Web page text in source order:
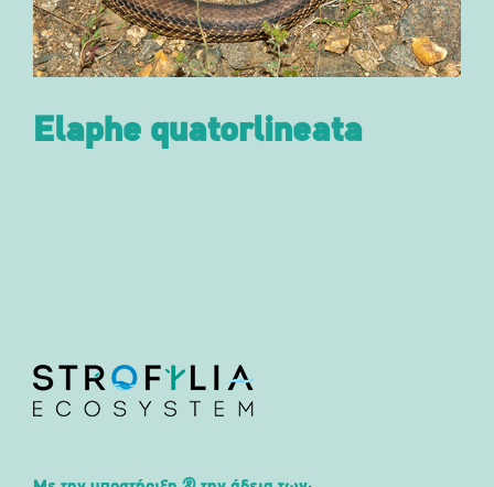
Elaphe quatorlineata